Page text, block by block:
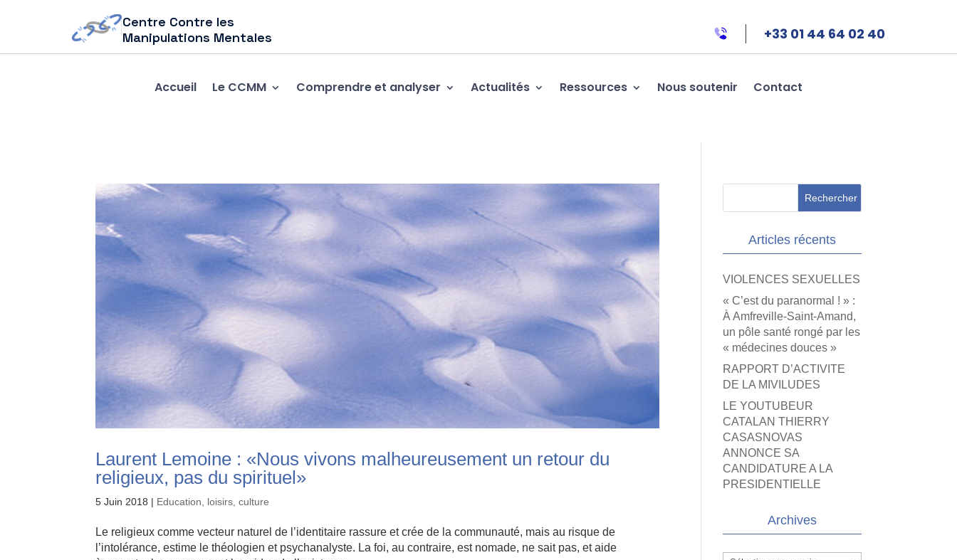
Centre Contre les
Manipulations Mentales
+33 01 44 64 02 40
Accueil Le CCMM Comprendre et analyser Actualités Ressources Nous soutenir Contact
Laurent Lemoine : «Nous vivons malheureusement un retour du
religieux, pas du spirituel»
5 Juin 2018 | Education, loisirs, culture
Le religieux comme vecteur naturel de l’identitaire rassure et crée de la communauté, mais au risque de
l’intolérance, estime le théologien et psychanalyste. La foi, au contraire, est nomade, ne sait pas, et aide
Articles récents
VIOLENCES SEXUELLES
« C’est du paranormal ! » :
À Amfreville-Saint-Amand,
un pôle santé rongé par les
« médecines douces »
RAPPORT D’ACTIVITE
DE LA MIVILUDES
LE YOUTUBEUR
CATALAN THIERRY
CASASNOVAS
ANNONCE SA
CANDIDATURE A LA
PRESIDENTIELLE
Archives